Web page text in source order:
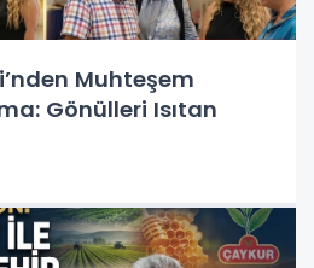
Muhteşem
Gönülleri Isıtan